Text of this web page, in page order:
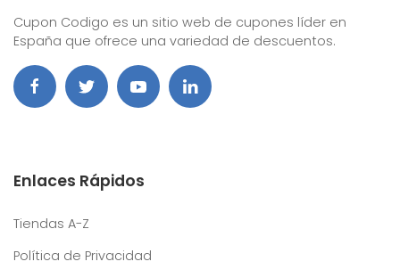
Cupon Codigo es un sitio web de cupones líder en
España que ofrece una variedad de descuentos.
Enlaces Rápidos
Tiendas A-Z
Política de Privacidad